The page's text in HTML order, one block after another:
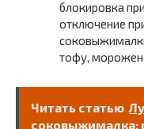
блокировка
отключение
тофу,
Читать статью
соковыжималка: